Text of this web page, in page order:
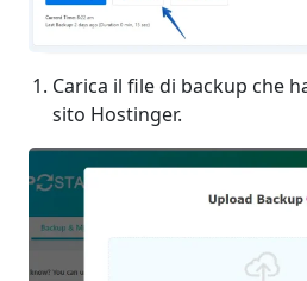
Carica il file di backup che
sito Hostinger.